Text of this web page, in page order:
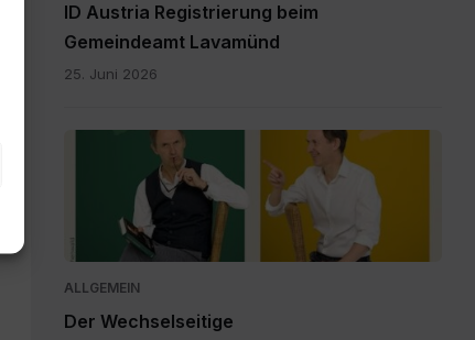
ID Austria Registrierung beim
Gemeindeamt Lavamünd
25. Juni 2026
Wechselseitige
Plakat.pdf
ALLGEMEIN
Der Wechselseitige